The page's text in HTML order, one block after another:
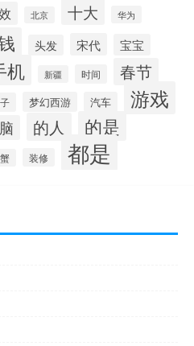
北京 十大 华为
头发 宋代 宝宝
机 新疆 时间 春节
梦幻西游 汽车 游戏
的人 的是
装修 都是